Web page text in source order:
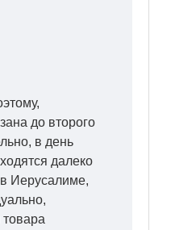
до второго
в день
далеко
Иерусалиме,